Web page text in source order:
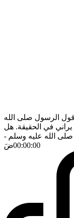
الرسول صلى الله
في الحقيقة. هل
صلى الله عليه وسلم -
00:00:00ضَ